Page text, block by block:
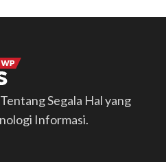
Segala Hal yang
Informasi.